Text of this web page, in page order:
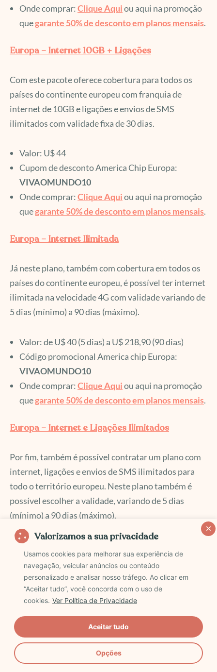
Valorizamos a sua privacidade
Usamos cookies para melhorar sua experiência de
navegação, veicular anúncios ou conteúdo
personalizado e analisar nosso tráfego. Ao clicar em
“Aceitar tudo”, você concorda com o uso de
cookies. Ver Política de Privacidade
Opções
Aceitar tudo
Onde comprar:Clique Aquiou aqui na promoção
quegarante 50% de desconto em planos mensais.
Europa – Internet 10GB + Ligações
Com este pacote oferece cobertura para todos os
países do continente europeu com franquia de
internet de 10GB e ligações e envios de SMS
ilimitados com validade fixa de 30 dias.
Valor: U$ 44
Cupom de desconto America Chip Europa:
VIVAOMUNDO10
Onde comprar:Clique Aquiou aqui na promoção
quegarante 50% de desconto em planos mensais.
Europa – Internet Ilimitada
Já neste plano, também com cobertura em todos os
países do continente europeu, é possível ter internet
ilimitada na velocidade 4G com validade variando de
5 dias (mínimo) a 90 dias (máximo).
Valor: de U$ 40 (5 dias) a U$ 218,90 (90 dias)
Código promocional America chip Europa:
VIVAOMUNDO10
Onde comprar:Clique Aquiou aqui na promoção
quegarante 50% de desconto em planos mensais.
Europa – Internet e Ligações Ilimitados
Por fim, também é possível contratar um plano com
internet, ligações e envios de SMS ilimitados para
todo o território europeu. Neste plano também é
possível escolher a validade, variando de 5 dias
(mínimo) a 90 dias (máximo).
Valor: de U$ 45 (5 dias) a U$ 222,90 (90 dias)
Cupom de desconto para SIM Europa:
VIVAOMUNDO10
Onde comprar:Clique Aquiou aqui na promoção
quegarante 50% de desconto em planos mensais
América do Sul, Central e Caribe – Internet
Ilimitada